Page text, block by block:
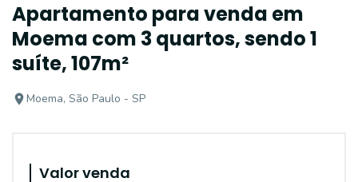
Apartamento para venda em
Moema com 3 quartos, sendo 1
suíte, 107m²
Moema, São Paulo - SP
Valor venda